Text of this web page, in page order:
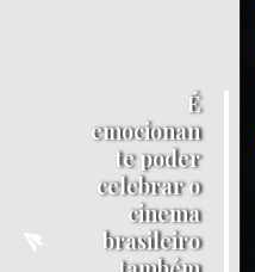
É
emocionan
te poder
celebrar o
cinema
brasileiro